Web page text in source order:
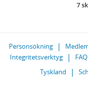
7
Personsökning
Integritetsverktyg
FAQ
Tyskland